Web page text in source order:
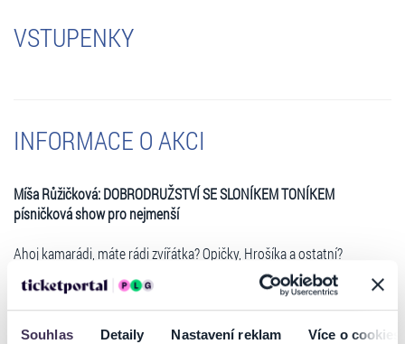
Souhlas Detaily Nastavení reklam Více o cookies
VSTUPENKY
INFORMACE O AKCI
Míša Růžičková: DOBRODRUŽSTVÍ SE SLONÍKEM TONÍKEM
písničková show pro nejmenší
Ahoj kamarádi, máte rádi zvířátka? Opičky, Hrošíka a ostatní?
Společně se Sloníkem Toníkem se vydáme za Orangutanem, Pandou
a Lenochodem. Naučíme se, jak se chovat mezi zvířátky Na rovníku a
pořádně si to užijeme. Každému z nich zazpíváme písničku a zároveň
si zatancujeme.